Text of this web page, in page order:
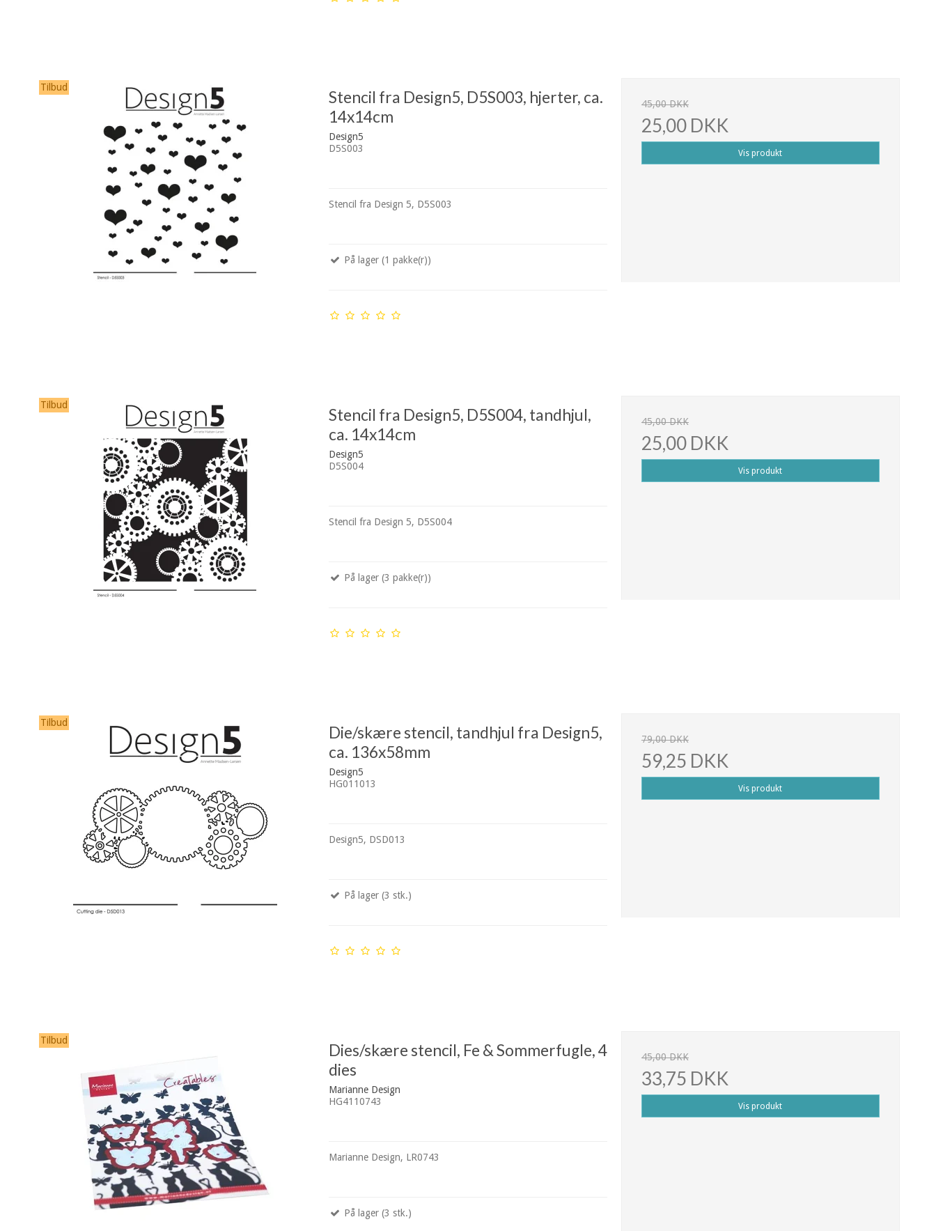
Tilbud
Stencil fra Design5, D5S003, hjerter, ca.
14x14cm
Design5
D5S003
Stencil fra Design 5, D5S003
På lager (1 pakke(r))
45,00 DKK
25,00 DKK
Vis produkt
Tilbud
Stencil fra Design5, D5S004, tandhjul,
ca. 14x14cm
Design5
D5S004
Stencil fra Design 5, D5S004
På lager (3 pakke(r))
45,00 DKK
25,00 DKK
Vis produkt
Tilbud
Die/skære stencil, tandhjul fra Design5,
ca. 136x58mm
Design5
HG011013
Design5, DSD013
På lager (3 stk.)
79,00 DKK
59,25 DKK
Vis produkt
Tilbud
Dies/skære stencil, Fe & Sommerfugle, 4
dies
Marianne Design
HG4110743
Marianne Design, LR0743
På lager (3 stk.)
45,00 DKK
33,75 DKK
Vis produkt